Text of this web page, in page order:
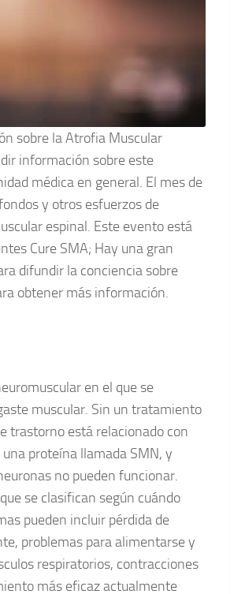
sobre la Atrofia Muscular
información sobre este
médica en general. El mes de
y otros esfuerzos de
espinal. Este evento está
Cure SMA; Hay una gran
difundir la conciencia sobre
obtener más información.
en el que se
muscular. Sin un tratamiento
trastorno está relacionado con
proteína llamada SMN, y
no pueden funcionar.
se clasifican según cuándo
pueden incluir pérdida de
problemas para alimentarse y
respiratorios, contracciones
más eficaz actualmente